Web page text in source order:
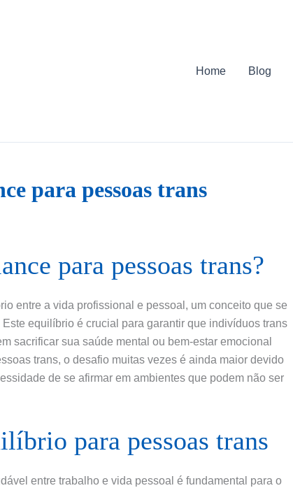
Home Blog
para pessoas trans
para pessoas trans?
entre a vida profissional e pessoal, um conceito que se
equilíbrio é crucial para garantir que indivíduos trans
sacrificar sua saúde mental ou bem-estar emocional
trans, o desafio muitas vezes é ainda maior devido
de se afirmar em ambientes que podem não ser
para pessoas trans
entre trabalho e vida pessoal é fundamental para o